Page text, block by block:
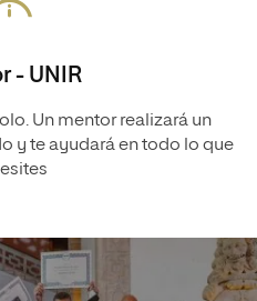
- UNIR
Un mentor realizará un
y te ayudará en todo lo que